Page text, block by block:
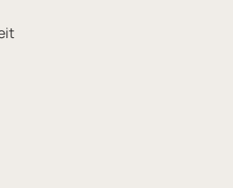
Navigation